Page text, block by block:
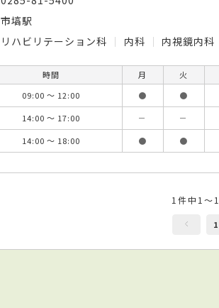
市塙駅
リハビリテーション科
内科 内視鏡内科
時間 月 火
09:00 ～ 12:00
● ●
14:00 ～ 17:00
－ －
14:00 ～ 18:00
● ●
1件中1～
1